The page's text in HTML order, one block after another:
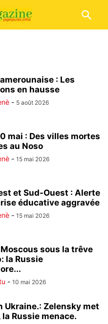
: Les
en hausse
- 5 août 2026
mai : Des villes mortes
au Noso
- 15 mai 2026
et Sud-Ouest : Alerte
éducative aggravée
- 15 mai 2026
sous la trêve
la Russie
- 10 mai 2026
Ukraine.: Zelensky met
la Russie menace.